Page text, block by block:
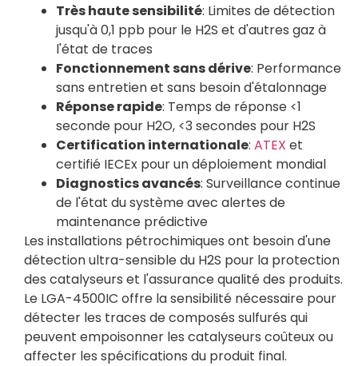
Très haute sensibilité: Limites de détection
jusqu'à 0,1 ppb pour le H2S et d'autres gaz à
l'état de traces
Fonctionnement sans dérive: Performance
sans entretien et sans besoin d'étalonnage
Réponse rapide: Temps de réponse <1
seconde pour H2O, <3 secondes pour H2S
Certification internationale: ATEX et
certifié IECEx pour un déploiement mondial
Diagnostics avancés: Surveillance continue
de l'état du système avec alertes de
maintenance prédictive
Les installations pétrochimiques ont besoin d'une
détection ultra-sensible du H2S pour la protection
des catalyseurs et l'assurance qualité des produits.
Le LGA-4500IC offre la sensibilité nécessaire pour
détecter les traces de composés sulfurés qui
peuvent empoisonner les catalyseurs coûteux ou
affecter les spécifications du produit final.